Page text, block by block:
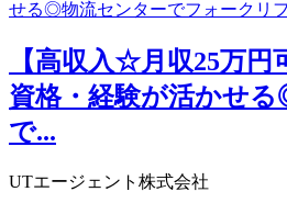
【高収入☆月収25万円
資格・経験が活かせ
で...
UTエージェント株式会社